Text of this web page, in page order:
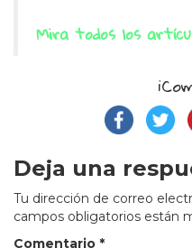
Mira todos los
Deja una
Tu dirección de correo
campos obligatorios están
Comentario *